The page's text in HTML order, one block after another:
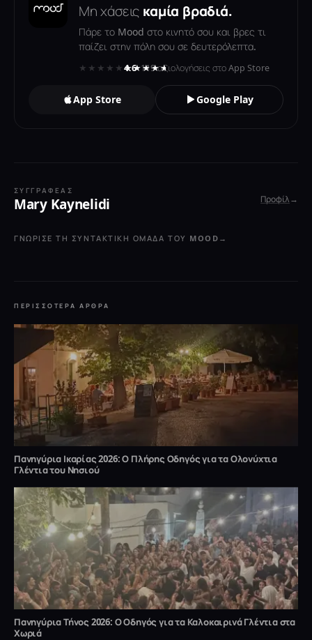
Μη χάσεις καμία βραδιά.
Πάρε το Mood στο κινητό σου και βρες τι
παίζει στην πόλη σου σε δευτερόλεπτα.
★★★★★★★★★★
4.6· 119 αξιολογήσεις στο App Store
App Store Google Play
ΣΥΓΓΡΑΦΈΑΣ
Mary Kaynelidi Προφίλ→
ΓΝΏΡΙΣΕ ΤΗ ΣΥΝΤΑΚΤΙΚΉ ΟΜΆΔΑ ΤΟΥ MOOD →
ΠΕΡΙΣΣΌΤΕΡΑ ΆΡΘΡΑ
Πανηγύρια Ικαρίας 2026: Ο Πλήρης Οδηγός για τα Ολονύχτια
Γλέντια του Νησιού
Πανηγύρια Τήνος 2026: Ο Οδηγός για τα Καλοκαιρινά Γλέντια στα
Χωριά